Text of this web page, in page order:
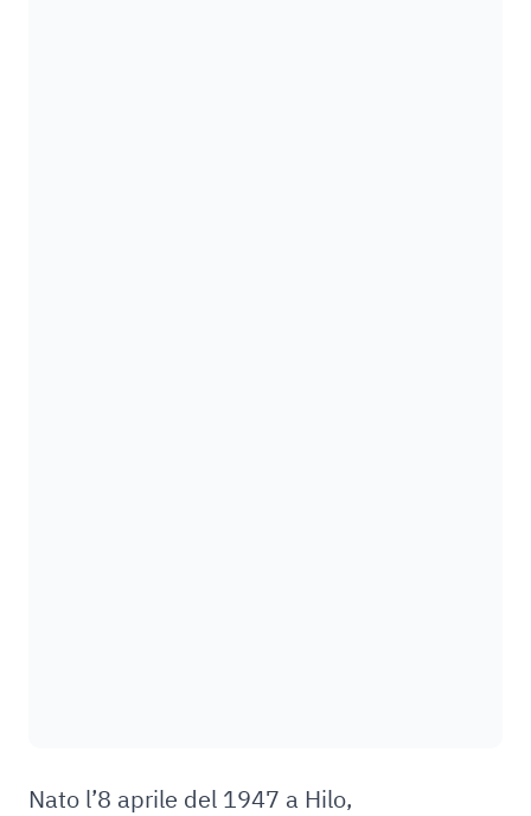
Nato l’8 aprile del 1947 a Hilo,